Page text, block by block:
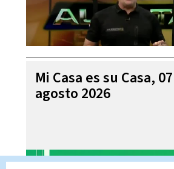
Mi Casa es su Casa,
agosto 2026